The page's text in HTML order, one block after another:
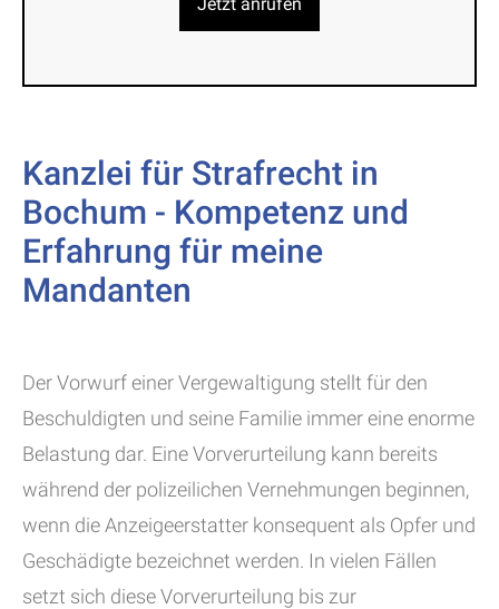
Kanzlei für Strafrecht in
Bochum - Kompetenz und
Erfahrung für meine
Mandanten
Der Vorwurf einer Vergewaltigung stellt für den
Beschuldigten und seine Familie immer eine enorme
Belastung dar. Eine Vorverurteilung kann bereits
während der polizeilichen Vernehmungen beginnen,
wenn die Anzeigeerstatter konsequent als Opfer und
Geschädigte bezeichnet werden. In vielen Fällen
setzt sich diese Vorverurteilung bis zur